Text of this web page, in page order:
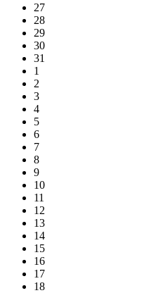
27
28
29
30
31
1
2
3
4
5
6
7
8
9
10
11
12
13
14
15
16
17
18